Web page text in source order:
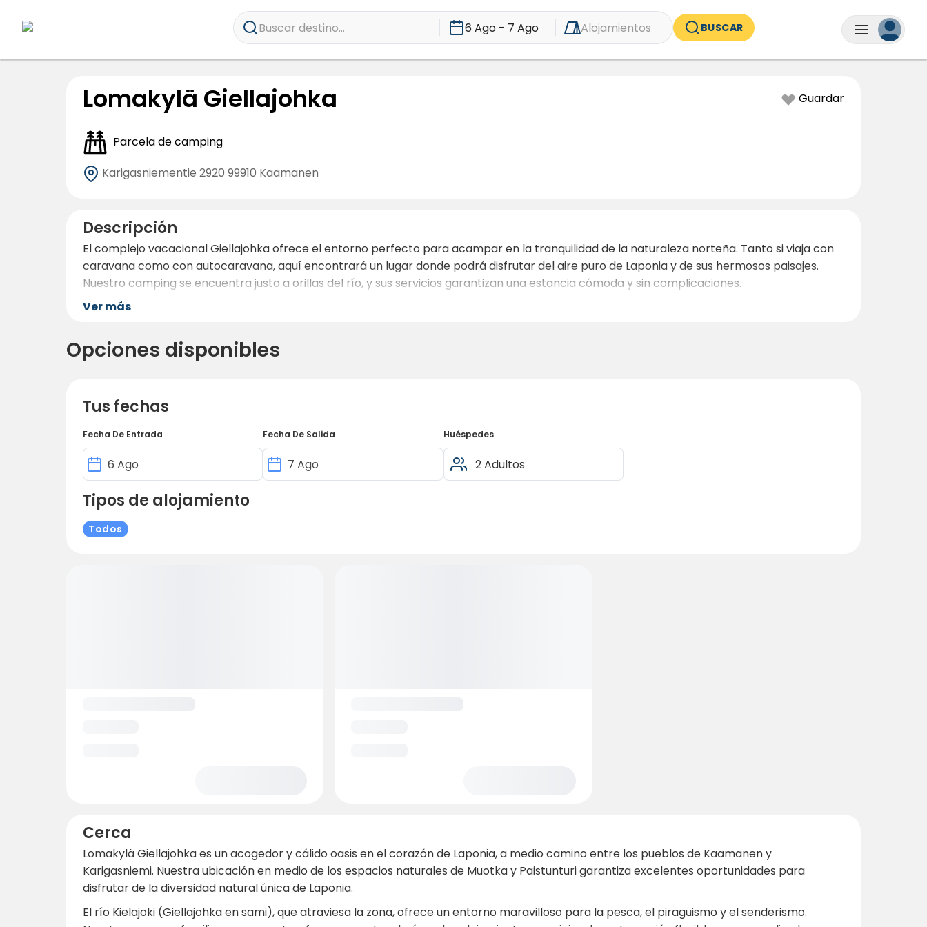
Buscar destino... 6 Ago - 7 Ago Alojamientos BUSCAR
Lomakylä Giellajohka Guardar
Parcela de camping
Karigasniementie 2920 99910 Kaamanen
Descripción
El complejo vacacional Giellajohka ofrece el entorno perfecto para acampar en la tranquilidad de la naturaleza norteña. Tanto si viaja con
caravana como con autocaravana, aquí encontrará un lugar donde podrá disfrutar del aire puro de Laponia y de sus hermosos paisajes.
Nuestro camping se encuentra justo a orillas del río, y sus servicios garantizan una estancia cómoda y sin complicaciones.
Ver más
Opciones disponibles
Tus fechas
Fecha De Entrada Fecha De Salida Huéspedes
Tipos de alojamiento
Todos
Cerca
Lomakylä Giellajohka es un acogedor y cálido oasis en el corazón de Laponia, a medio camino entre los pueblos de Kaamanen y
Karigasniemi. Nuestra ubicación en medio de los espacios naturales de Muotka y Paistunturi garantiza excelentes oportunidades para
disfrutar de la diversidad natural única de Laponia.
El río Kielajoki (Giellajohka en sami), que atraviesa la zona, ofrece un entorno maravilloso para la pesca, el piragüismo y el senderismo.